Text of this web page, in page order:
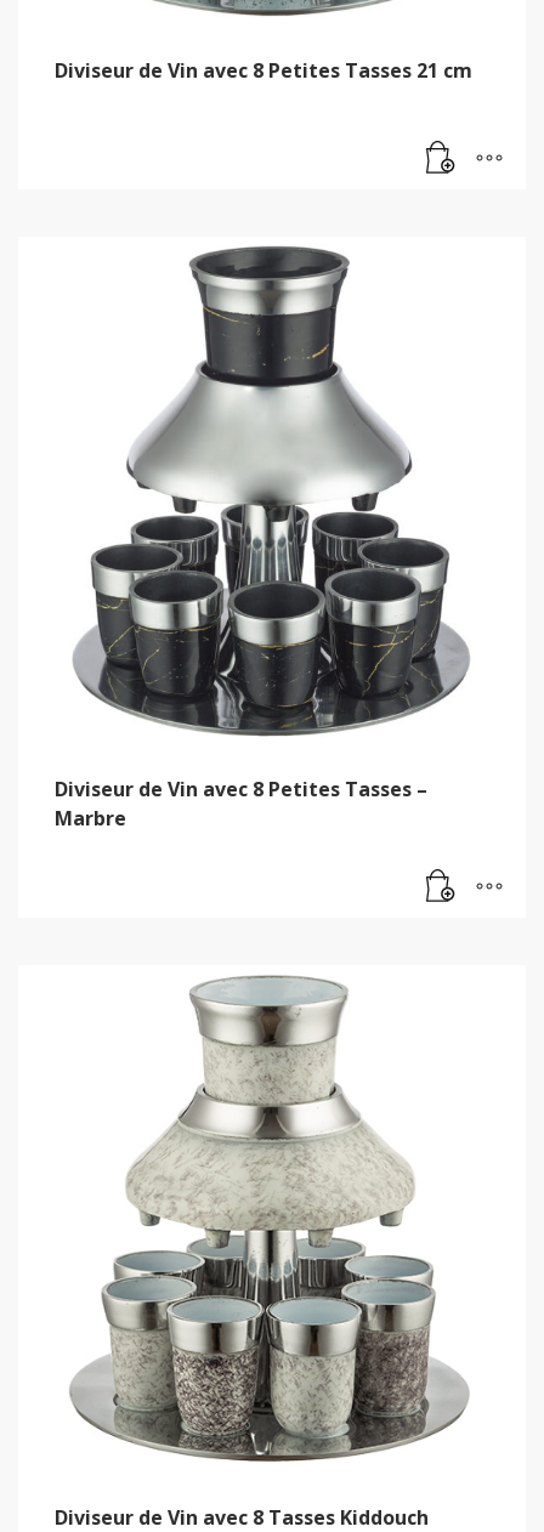
Diviseur de Vin avec 8 Petites Tasses 21 cm
Diviseur de Vin avec 8 Petites Tasses –
Marbre
Diviseur de Vin avec 8 Tasses Kiddouch